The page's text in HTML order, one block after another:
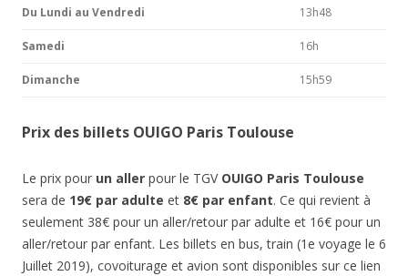
Du Lundi au Vendredi 13h48
Samedi 16h
Dimanche 15h59
Prix des billets OUIGO Paris Toulouse
Le prix pour un aller pour le TGV OUIGO Paris Toulouse
sera de 19€ par adulte et 8€ par enfant. Ce qui revient à
seulement 38€ pour un aller/retour par adulte et 16€ pour un
aller/retour par enfant. Les billets en bus, train (1e voyage le 6
Juillet 2019), covoiturage et avion sont disponibles sur ce lien